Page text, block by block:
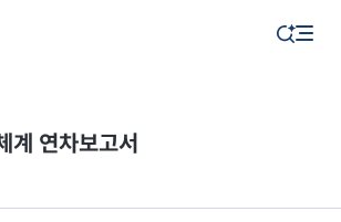
연차보고서